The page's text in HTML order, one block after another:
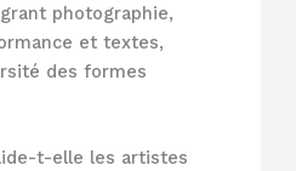
photographie,
et textes,
des formes
t-elle les artistes